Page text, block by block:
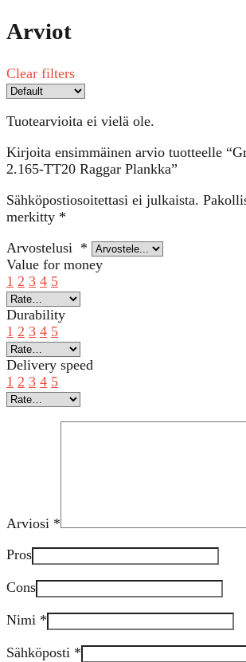
Arviot
Clear filters
Tuotearvioita ei vielä ole.
Kirjoita ensimmäinen arvio tuotteelle
2.165-TT20 Raggar Plankka”
Sähköpostiosoitettasi ei julkaista.
merkitty *
Arvostelusi *
Value for money
1 2 3 4 5
Durability
1 2 3 4 5
Delivery speed
1 2 3 4 5
Arviosi *
Pros
Cons
Nimi *
Sähköposti *